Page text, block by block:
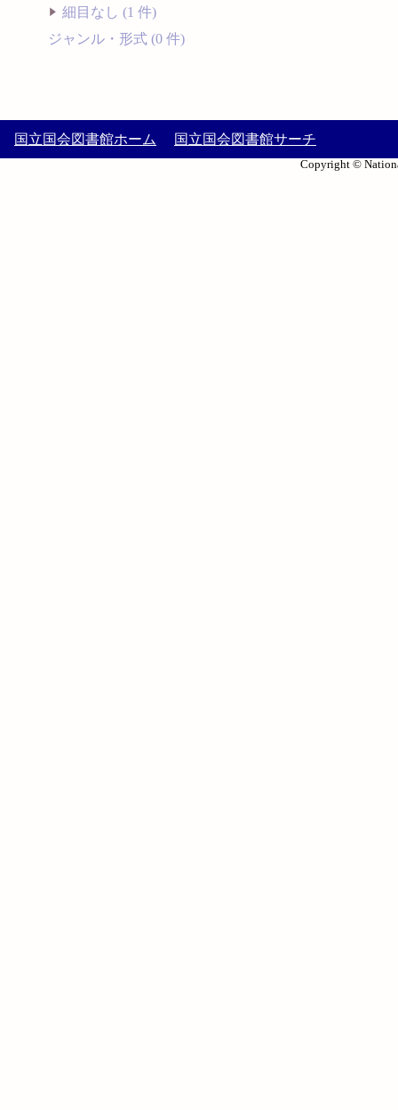
細目なし (1 件)
ジャンル・形式 (0 件)
国立国会図書館ホーム 国立国会図書館サーチ
Copyright ©